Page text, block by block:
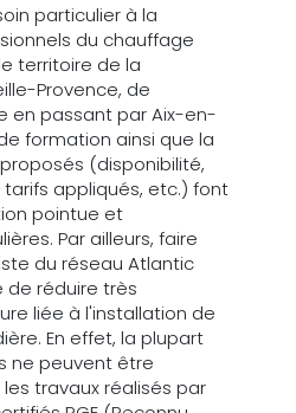
particulier à la
du chauffage
territoire de la
Provence, de
en passant par Aix-en-
formation ainsi que la
(disponibilité,
appliqués, etc.) font
pointue et
Par ailleurs, faire
du réseau Atlantic
réduire très
liée à l'installation de
En effet, la plupart
ne peuvent être
travaux réalisés par